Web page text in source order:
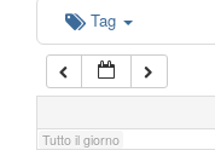
Tag
Tutto il giorno
6:00
7:00